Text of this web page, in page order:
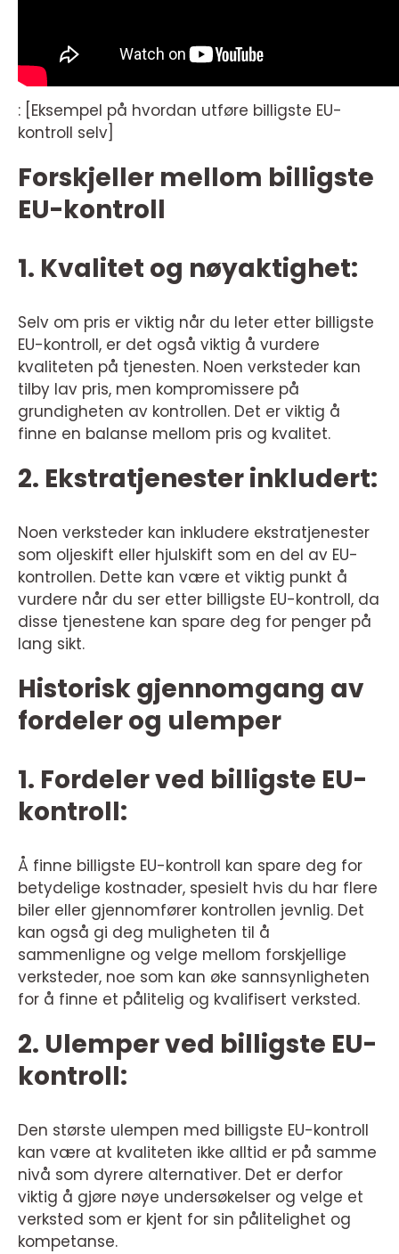
: [Eksempel på hvordan utføre billigste EU-
kontroll selv]
Forskjeller mellom billigste
EU-kontroll
1. Kvalitet og nøyaktighet:
Selv om pris er viktig når du leter etter billigste
EU-kontroll, er det også viktig å vurdere
kvaliteten på tjenesten. Noen verksteder kan
tilby lav pris, men kompromissere på
grundigheten av kontrollen. Det er viktig å
finne en balanse mellom pris og kvalitet.
2. Ekstratjenester inkludert:
Noen verksteder kan inkludere ekstratjenester
som oljeskift eller hjulskift som en del av EU-
kontrollen. Dette kan være et viktig punkt å
vurdere når du ser etter billigste EU-kontroll, da
disse tjenestene kan spare deg for penger på
lang sikt.
Historisk gjennomgang av
fordeler og ulemper
1. Fordeler ved billigste EU-
kontroll:
Å finne billigste EU-kontroll kan spare deg for
betydelige kostnader, spesielt hvis du har flere
biler eller gjennomfører kontrollen jevnlig. Det
kan også gi deg muligheten til å
sammenligne og velge mellom forskjellige
verksteder, noe som kan øke sannsynligheten
for å finne et pålitelig og kvalifisert verksted.
2. Ulemper ved billigste EU-
kontroll:
Den største ulempen med billigste EU-kontroll
kan være at kvaliteten ikke alltid er på samme
nivå som dyrere alternativer. Det er derfor
viktig å gjøre nøye undersøkelser og velge et
verksted som er kjent for sin pålitelighet og
kompetanse.